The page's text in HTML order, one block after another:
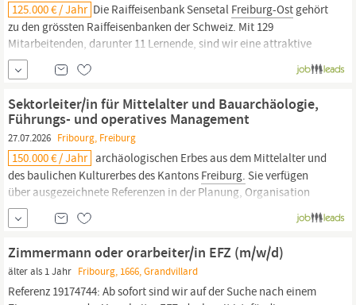
125.000 € / Jahr Die Raiffeisenbank Sensetal Freiburg-Ost gehört
zu den grössten Raiffeisenbanken der Schweiz. Mit 129
Mitarbeitenden, darunter 11 Lernende, sind wir eine attraktive
Arbeitgeberin mit starker regionaler Verankerung. Wir pflegen
eine partnerschaftliche Unternehmenskultur, die von Dialog,
Fairness und sozialer Verantwortung geprägt ist.
Sektorleiter/in für Mittelalter und Bauarchäologie,
Führungs- und operatives Management
27.07.2026 Fribourg, Freiburg
150.000 € / Jahr archäologischen Erbes aus dem Mittelalter und
des baulichen Kulturerbes des Kantons Freiburg. Sie verfügen
über ausgezeichnete Referenzen in der Planung, Organisation
und operativen Leitung von Massnahmen der präventiven
Archäologie, deren Prozesse Sie beherrschen, idealerweise auch
Ebene.
Zimmermann oder orarbeiter/in EFZ (m/w/d)
älter als 1 Jahr Fribourg, 1666, Grandvillard
Referenz 19174744: Ab sofort sind wir auf der Suche nach einem